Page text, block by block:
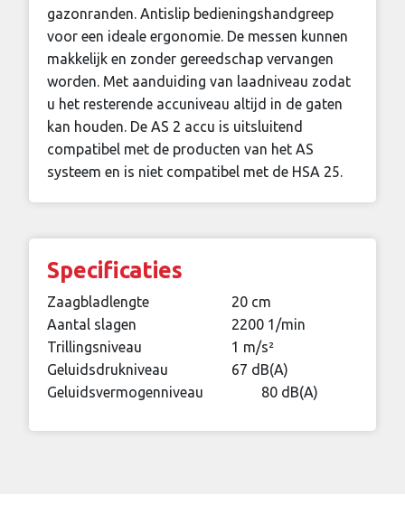
gazonranden. Antislip bedieningshandgreep
voor een ideale ergonomie. De messen kunnen
makkelijk en zonder gereedschap vervangen
worden. Met aanduiding van laadniveau zodat
u het resterende accuniveau altijd in de gaten
kan houden. De AS 2 accu is uitsluitend
compatibel met de producten van het AS
systeem en is niet compatibel met de HSA 25.
Specificaties
Zaagbladlengte
20 cm
Aantal slagen
2200 1/min
Trillingsniveau
1 m/s²
Geluidsdrukniveau
67 dB(A)
Geluidsvermogenniveau
80 dB(A)